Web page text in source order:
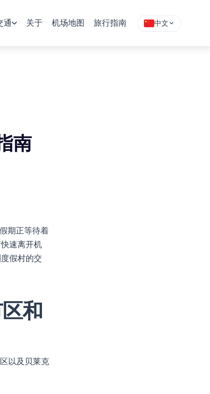
通 关于 机场地图 旅行指南 中文
南
期正等待着
速离开机
假村的交
和
以及贝莱克